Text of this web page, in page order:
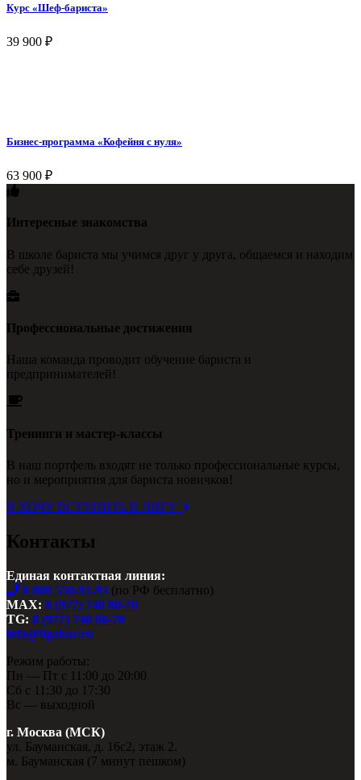
Курс «Шеф-бариста»
39 900 ₽
Бизнес-программа «Кофейня с нуля»
63 900 ₽
Интересные знакомства
В школе бариста мы учимся друг у друга, общаемся и находим
себе друзей!
Профессиональные достижения
Наша команда проводит обучение бариста и
предпринимателей!
Тренинги и мастер-классы
В наш портфель входят не только профессиональные курсы,
но и мероприятия для бариста новичков!
Я ХОЧУ ВСТУПИТЬ В ЛИГУ
Контакты
Единая контактная линия:
8 800 550-91-93 (по РФ бесплатно)
MAX: 8 (977) 740 80-70
TG: 8 (977) 740 80-70
info@ligabar.ru
Режим работы:
Пн — Пт с 11:00 до 20:00
Сб с 11:30 до 17:30
Вс — выходной
г. Москва (МСК)
ул. Бауманская, д. 16с2, этаж 2.
м. Бауманская (7 минут пешком)